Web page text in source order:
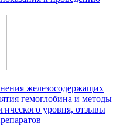
железосодержащих
гемоглобина и методы
уровня, отзывы